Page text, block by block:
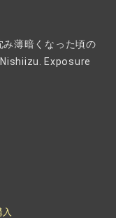
薄暗くなった頃の
Exposure